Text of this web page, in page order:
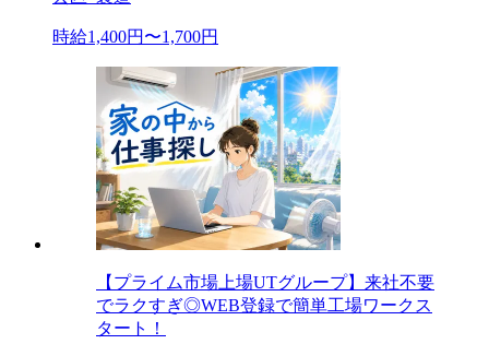
時給1,400円〜1,700円
【プライム市場上場UTグループ】来社不要
でラクすぎ◎WEB登録で簡単工場ワークス
タート！